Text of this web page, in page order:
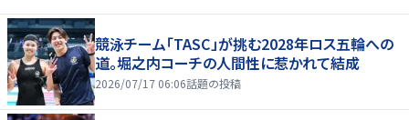
競泳チーム「TASC」が挑む2028年ロス五輪への
道。堀之内コーチの人間性に惹かれて結成
2026/07/17 06:06話題の投稿